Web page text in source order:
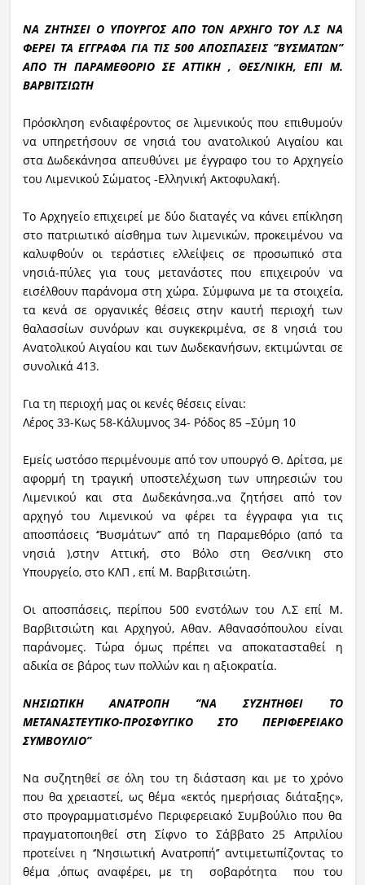
ΝΑ ΖΗΤΗΣΕΙ Ο ΥΠΟΥΡΓΟΣ ΑΠΟ ΤΟΝ ΑΡΧΗΓΟ ΤΟΥ Λ.Σ ΝΑ
ΦΕΡΕΙ ΤΑ ΕΓΓΡΑΦΑ ΓΙΑ ΤΙΣ 500 ΑΠΟΣΠΑΣΕΙΣ ‘’ΒΥΣΜΑΤΩΝ’’
ΑΠΟ ΤΗ ΠΑΡΑΜΕΘΟΡΙΟ ΣΕ ΑΤΤΙΚΗ , ΘΕΣ/ΝΙΚΗ, ΕΠΙ Μ.
ΒΑΡΒΙΤΣΙΩΤΗ
Πρόσκληση ενδιαφέροντος σε λιμενικούς που επιθυμούν
να υπηρετήσουν σε νησιά του ανατολικού Αιγαίου και
στα Δωδεκάνησα απευθύνει με έγγραφο του το Αρχηγείο
του Λιμενικού Σώματος -Ελληνική Ακτοφυλακή.
Το Αρχηγείο επιχειρεί με δύο διαταγές να κάνει επίκληση
στο πατριωτικό αίσθημα των λιμενικών, προκειμένου να
καλυφθούν οι τεράστιες ελλείψεις σε προσωπικό στα
νησιά-πύλες για τους μετανάστες που επιχειρούν να
εισέλθουν παράνομα στη χώρα. Σύμφωνα με τα στοιχεία,
τα κενά σε οργανικές θέσεις στην καυτή περιοχή των
θαλασσίων συνόρων και συγκεκριμένα, σε 8 νησιά του
Ανατολικού Αιγαίου και των Δωδεκανήσων, εκτιμώνται σε
συνολικά 413.
Για τη περιοχή μας οι κενές θέσεις είναι:
Λέρος 33-Κως 58-Κάλυμνος 34- Ρόδος 85 –Σύμη 10
Εμείς ωστόσο περιμένουμε από τον υπουργό Θ. Δρίτσα, με
αφορμή τη τραγική υποστελέχωση των υπηρεσιών του
Λιμενικού και στα Δωδεκάνησα.,να ζητήσει από τον
αρχηγό του Λιμενικού να φέρει τα έγγραφα για τις
αποσπάσεις ‘’Βυσμάτων’’ από τη Παραμεθόριο (από τα
νησιά ),στην Αττική, στο Βόλο στη Θεσ/νικη στο
Υπουργείο, στο ΚΛΠ , επί Μ. Βαρβιτσιώτη.
Οι αποσπάσεις, περίπου 500 ενστόλων του Λ.Σ επί Μ.
Βαρβιτσιώτη και Αρχηγού, Αθαν. Αθανασόπουλου είναι
παράνομες. Τώρα όμως πρέπει να αποκατασταθεί η
αδικία σε βάρος των πολλών και η αξιοκρατία.
ΝΗΣΙΩΤΙΚΗ ΑΝΑΤΡΟΠΗ ‘’ΝΑ ΣΥΖΗΤΗΘΕΙ ΤΟ
ΜΕΤΑΝΑΣΤΕΥΤΙΚΟ-ΠΡΟΣΦΥΓΙΚΟ ΣΤΟ ΠΕΡΙΦΕΡΕΙΑΚΟ
ΣΥΜΒΟΥΛΙΟ’’
Να συζητηθεί σε όλη του τη διάσταση και με το χρόνο
που θα χρειαστεί, ως θέμα «εκτός ημερήσιας διάταξης»,
στο προγραμματισμένο Περιφερειακό Συμβούλιο που θα
πραγματοποιηθεί στη Σίφνο το Σάββατο 25 Απριλίου
προτείνει η ‘’Νησιωτική Ανατροπή’’ αντιμετωπίζοντας το
θέμα ,όπως αναφέρει, με τη σοβαρότητα που του